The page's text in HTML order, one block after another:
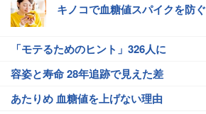
キノコで血糖値スパイクを防ぐ
「モテるためのヒント」326人に
容姿と寿命 28年追跡で見えた差
あたりめ 血糖値を上げない理由